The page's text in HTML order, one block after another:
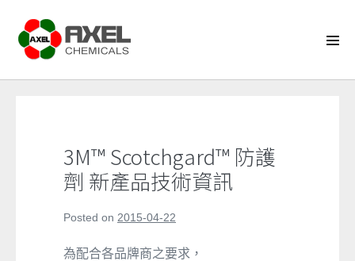
content
3M™ Scotchgard™ 防護
劑 新產品技術資訊
Posted on 2015-04-22
為配合各品牌商之要求，